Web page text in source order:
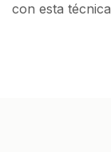
con esta